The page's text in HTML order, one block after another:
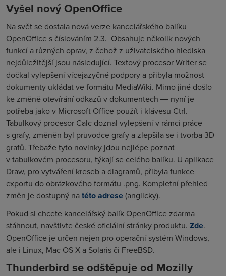
Vyšel nový OpenOffice
Na svět se dostala nová verze kancelářského balíku
OpenOffice s číslováním 2.3. Obsahuje několik nových
funkcí a různých oprav, z čehož z uživatelského hlediska
nejdůležitější jsou následující. Textový procesor Writer se
dočkal vylepšení vícejazyčné podpory a přibyla možnost
dokumenty ukládat ve formátu MediaWiki. Mimo jiné došlo
ke změně otevírání odkazů v dokumentech ― nyní je
potřeba jako v Microsoft Office použít i klávesu Ctrl.
Tabulkový procesor Calc doznal vylepšení v rámci práce
s grafy, změněn byl průvodce grafy a zlepšila se i tvorba 3D
grafů. Třebaže tyto novinky jdou nejlépe poznat
v tabulkovém procesoru, týkají se celého balíku. U aplikace
Draw, pro vytváření kreseb a diagramů, přibyla funkce
exportu do obrázkového formátu .png. Kompletní přehled
změn je dostupný natéto adrese(anglicky).
Pokud si chcete kancelářský balík OpenOffice zdarma
stáhnout, navštivte české oficiální stránky produktu. Zde.
OpenOffice je určen nejen pro operační systém Windows,
ale i Linux, Mac OS X a Solaris či FreeBSD.
Thunderbird se odštěpuje od Mozilly